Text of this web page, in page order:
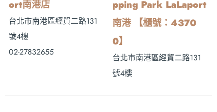
ort南港店
台北市南港區經貿二路131
號4樓
02-27832655
pping Park LaLaport
南港 【櫃號：4370
0】
台北市南港區經貿二路131
號4樓